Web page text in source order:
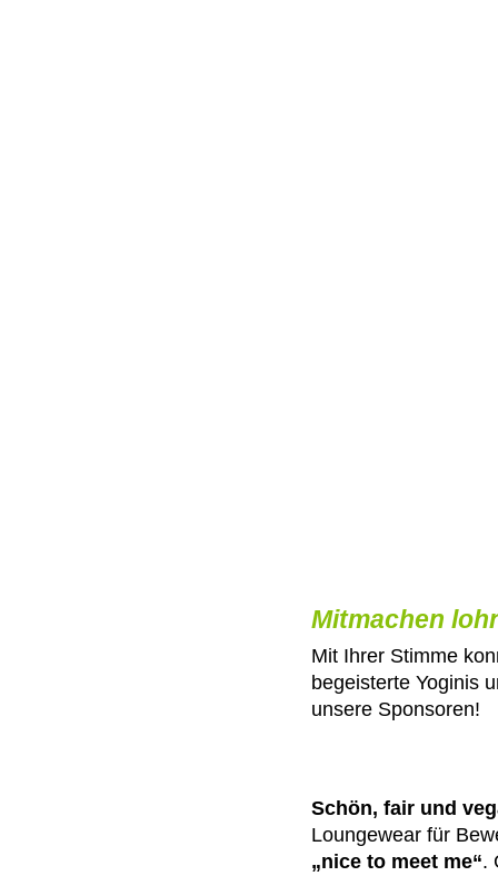
Mitmachen
Mit Ihrer Stimme
begeisterte Yoginis
unsere Sponsoren!
Schön, fair und
Loungewear für
„nice to meet me“.